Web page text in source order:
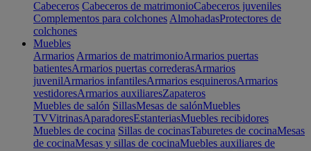
Cabeceros Cabeceros de matrimonioCabeceros juveniles
Complementos para colchones AlmohadasProtectores de
colchones
Muebles
Armarios Armarios de matrimonioArmarios puertas
batientesArmarios puertas correderasArmarios
juvenilArmarios infantilesArmarios esquinerosArmarios
vestidoresArmarios auxiliaresZapateros
Muebles de salón SillasMesas de salónMuebles
TVVitrinasAparadoresEstanteriasMuebles recibidores
Muebles de cocina Sillas de cocinasTaburetes de cocinaMesas
de cocinaMesas y sillas de cocinaMuebles auxiliares de